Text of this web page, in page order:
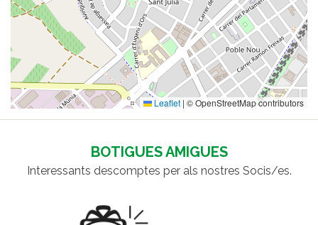
Leaflet | © OpenStreetMap contributors
BOTIGUES AMIGUES
Interessants descomptes per als nostres Socis/es.